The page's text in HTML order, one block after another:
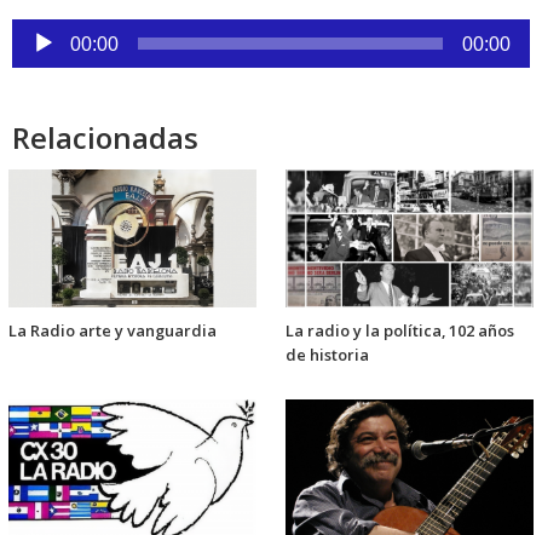
Reproductor
de
00:00 00:00
Relacionadas
La Radio arte y vanguardia
La radio y la política, 102 años
de historia